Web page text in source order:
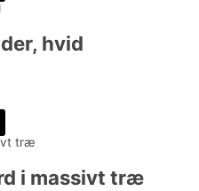
hvid
i massivt træ